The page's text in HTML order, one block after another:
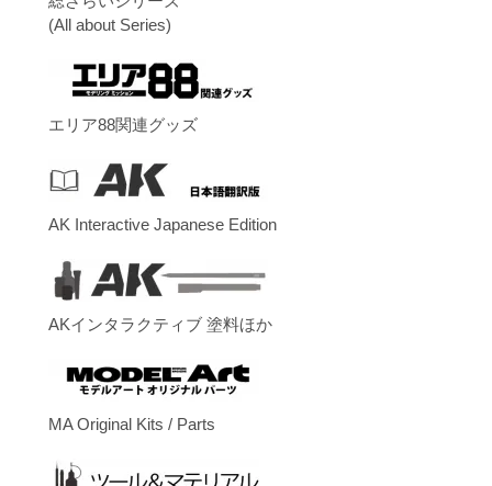
(All about Series)
エリア88関連グッズ
AK Interactive Japanese Edition
AKインタラクティブ 塗料ほか
MA Original Kits / Parts